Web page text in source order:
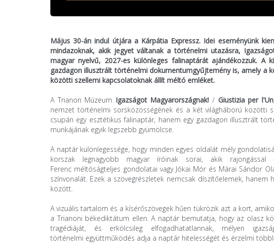
Május 30-án indul útjára a Kárpátia Expressz. Idei eseményünk
mindazoknak, akik jegyet váltanak a történelmi utazásra,
magyar nyelvű, 2027-es különleges falinaptárát ajándékozzuk.
gazdagon illusztrált történelmi dokumentumgyűjtemény is, amely a
közötti szellemi kapcsolatoknak állít méltó emléket.
A Trianon Múzeum Igazságot Magyarországnak! / Giustizia per
nemzet történelmi sorsközösségének és a két világháború közötti
csupán egy esztétikus falinaptár, hanem egy gazdagon illusztrált
munkájának egyik legszebb gyümölcse.
A naptár különlegessége, hogy minden egyes oldalát mély
korszak legnagyobb magyar íróinak sorai, akik
Ferenc méltóságteljes gondolatai vagy Jókai Mór és Márai Sándor
színvonalát. Ezek a szövegrészletek nemcsak díszítőelemek,
között.
A vizuális tartalom és a kísérőszövegek hűen tükrözik azt a kort,
a Trianoni békediktátum ellen. A naptár bemutatja, hogy az olasz
tragédiáját, és erkölcsileg elfogadhatatlannak, mélyen
történelmi együttműködés adja a naptár hitelességét és érzelmi